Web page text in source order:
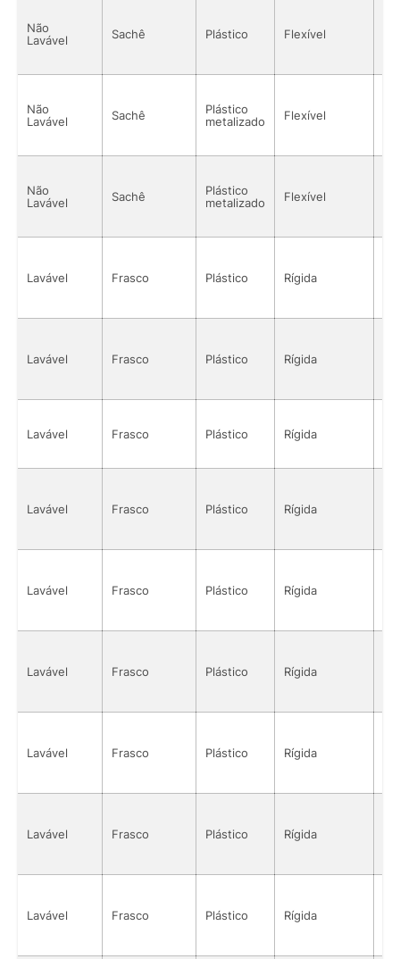
Não
Lavável
Sachê Plástico Flexível
Não
Lavável
Sachê
Plástico
metalizado
Flexível
Não
Lavável
Sachê
Plástico
metalizado
Flexível
Lavável Frasco Plástico Rígida
Lavável Frasco Plástico Rígida
Lavável Frasco Plástico Rígida
Lavável Frasco Plástico Rígida
Lavável Frasco Plástico Rígida
Lavável Frasco Plástico Rígida
Lavável Frasco Plástico Rígida
Lavável Frasco Plástico Rígida
Lavável Frasco Plástico Rígida